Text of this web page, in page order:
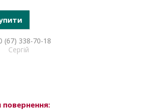
(67) 338-70-18
Сергій